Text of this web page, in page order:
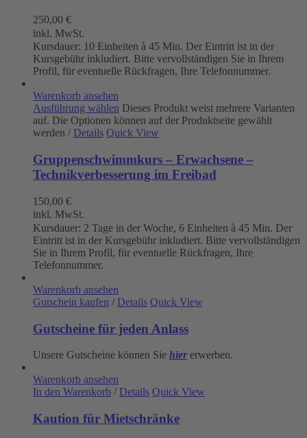
250,00 €
inkl. MwSt.
Kursdauer: 10 Einheiten à 45 Min. Der Eintritt ist in der
Kursgebühr inkludiert. Bitte vervollständigen Sie in Ihrem
Profil, für eventuelle Rückfragen, Ihre Telefonnummer.
Warenkorb ansehen
Ausführung wählen Dieses Produkt weist mehrere Varianten
auf. Die Optionen können auf der Produktseite gewählt
werden / Details Quick View
Gruppenschwimmkurs – Erwachsene –
Technikverbesserung im Freibad
150,00 €
inkl. MwSt.
Kursdauer: 2 Tage in der Woche, 6 Einheiten à 45 Min. Der
Eintritt ist in der Kursgebühr inkludiert. Bitte vervollständigen
Sie in Ihrem Profil, für eventuelle Rückfragen, Ihre
Telefonnummer.
Warenkorb ansehen
Gutschein kaufen / Details Quick View
Gutscheine für jeden Anlass
Unsere Gutscheine können Sie hier erwerben.
Warenkorb ansehen
In den Warenkorb / Details Quick View
Kaution für Mietschränke